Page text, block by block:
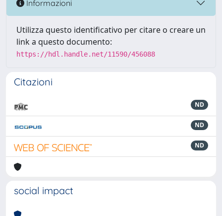
Informazioni
Utilizza questo identificativo per citare o creare un
link a questo documento:
https://hdl.handle.net/11590/456088
Citazioni
ND
ND
ND
social impact